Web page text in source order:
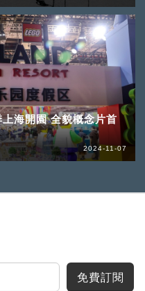
海開園 全貌概念片首
2024-11-07
免費訂閱